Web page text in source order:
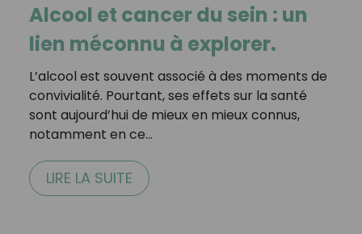
Alcool et cancer du sein : un
lien méconnu à explorer.
L’alcool est souvent associé à des moments de
convivialité. Pourtant, ses effets sur la santé
sont aujourd’hui de mieux en mieux connus,
notamment en ce…
LIRE LA SUITE